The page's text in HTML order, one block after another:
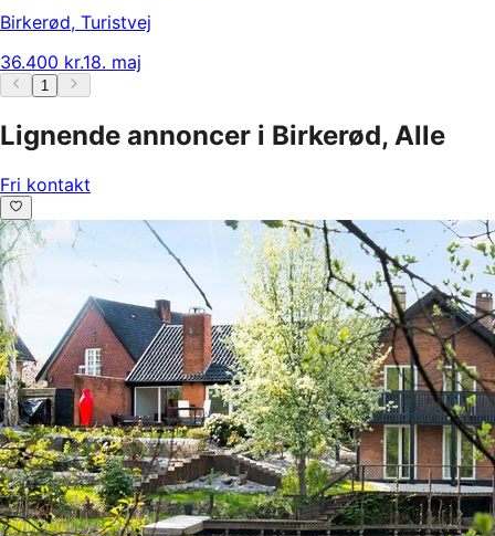
Birkerød, Turistvej
36.400 kr.18. maj
1
Lignende annoncer i Birkerød, Alle
Fri kontakt